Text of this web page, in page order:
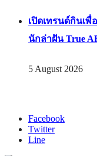
เปิดเทรนด์กินเ
นักล่าฝัน True
5 August 2026
Facebook
Twitter
Line